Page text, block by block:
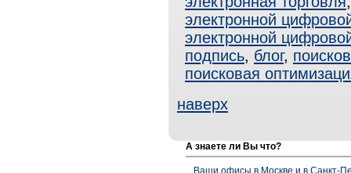
электронной
электронной
подпись, блог,
поисковая
наверх
А знаете ли Вы что?
Ваши офисы в Москве и в Санкт-